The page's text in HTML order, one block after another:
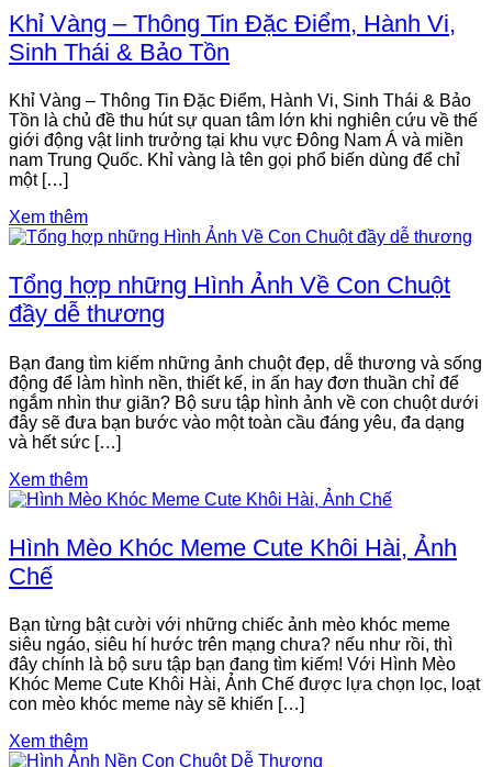
Khỉ Vàng – Thông Tin Đặc Điểm, Hành Vi,
Sinh Thái & Bảo Tồn
Khỉ Vàng – Thông Tin Đặc Điểm, Hành Vi, Sinh Thái & Bảo
Tồn là chủ đề thu hút sự quan tâm lớn khi nghiên cứu về thế
giới động vật linh trưởng tại khu vực Đông Nam Á và miền
nam Trung Quốc. Khỉ vàng là tên gọi phổ biến dùng để chỉ
một […]
Xem thêm
Tổng hợp những Hình Ảnh Về Con Chuột
đầy dễ thương
Bạn đang tìm kiếm những ảnh chuột đẹp, dễ thương và sống
động để làm hình nền, thiết kế, in ấn hay đơn thuần chỉ để
ngắm nhìn thư giãn? Bộ sưu tập hình ảnh về con chuột dưới
đây sẽ đưa bạn bước vào một toàn cầu đáng yêu, đa dạng
và hết sức […]
Xem thêm
Hình Mèo Khóc Meme Cute Khôi Hài, Ảnh
Chế
Bạn từng bật cười với những chiếc ảnh mèo khóc meme
siêu ngáo, siêu hí hước trên mạng chưa? nếu như rồi, thì
đây chính là bộ sưu tập bạn đang tìm kiếm! Với Hình Mèo
Khóc Meme Cute Khôi Hài, Ảnh Chế được lựa chọn lọc, loạt
con mèo khóc meme này sẽ khiến […]
Xem thêm